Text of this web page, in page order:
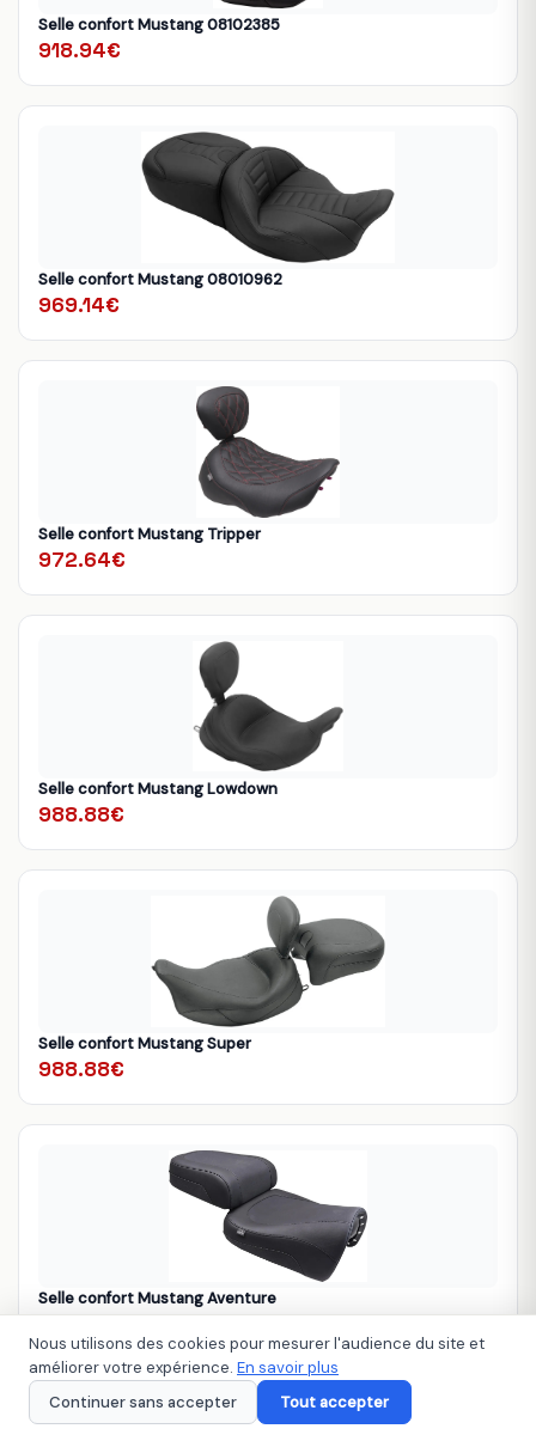
Selle confort Mustang 08102385
918.94€
Selle confort Mustang 08010962
969.14€
Selle confort Mustang Tripper
972.64€
Selle confort Mustang Lowdown
988.88€
Selle confort Mustang Super
988.88€
Selle confort Mustang Aventure
1046.93€
Nous utilisons des cookies pour mesurer l'audience du site et
améliorer votre expérience. En savoir plus
Continuer sans accepter
Tout accepter